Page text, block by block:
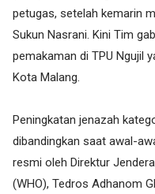
petugas, setelah kemarin
Sukun Nasrani. Kini Tim
pemakaman di TPU Ngujil
Kota Malang.
Peningkatan jenazah
dibandingkan saat awal-
resmi oleh Direktur
(WHO), Tedros Adhanom